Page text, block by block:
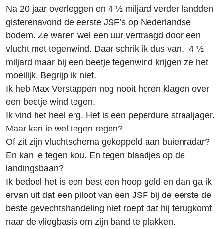
Na 20 jaar overleggen en 4 ½ miljard verder landden
gisterenavond de eerste JSF’s op Nederlandse
bodem. Ze waren wel een uur vertraagd door een
vlucht met tegenwind. Daar schrik ik dus van. 4 ½
miljard maar bij een beetje tegenwind krijgen ze het
moeilijk. Begrijp ik niet.
Ik heb Max Verstappen nog nooit horen klagen over
een beetje wind tegen.
Ik vind het heel erg. Het is een peperdure straaljager.
Maar kan ie wel tegen regen?
Of zit zijn vluchtschema gekoppeld aan buienradar?
En kan ie tegen kou. En tegen blaadjes op de
landingsbaan?
Ik bedoel het is een best een hoop geld en dan ga ik
ervan uit dat een piloot van een JSF bij de eerste de
beste gevechtshandeling niet roept dat hij terugkomt
naar de vliegbasis om zijn band te plakken.